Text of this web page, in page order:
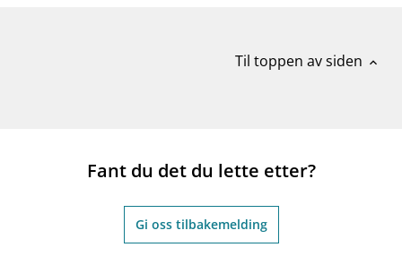
Til toppen av siden expand_less
Fant du det du lette etter?
Gi oss tilbakemelding